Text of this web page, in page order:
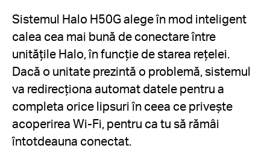
Sistemul Halo H50G alege în mod inteligent
calea cea mai bună de conectare între
unitățile Halo, în funcție de starea rețelei.
Dacă o unitate prezintă o problemă, sistemul
va redirecționa automat datele pentru a
completa orice lipsuri în ceea ce privește
acoperirea Wi-Fi, pentru ca tu să rămâi
întotdeauna conectat.